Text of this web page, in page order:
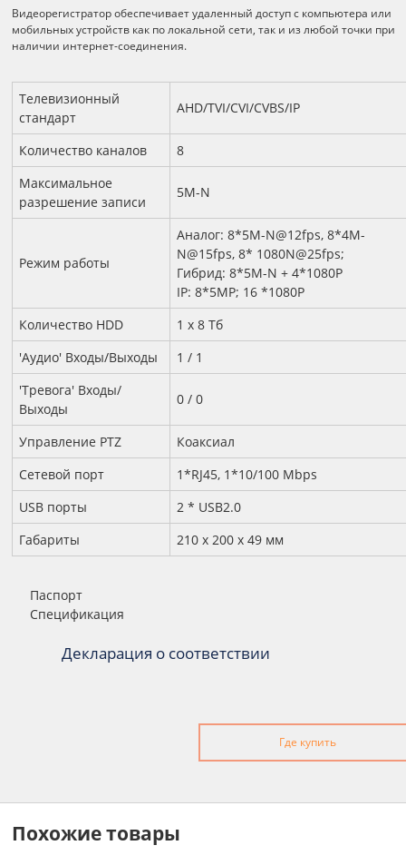
Видеорегистратор обеспечивает удаленный доступ с компьютера или
мобильных устройств как по локальной сети, так и из любой точки при
наличии интернет-соединения.
Технические характеристики
Телевизионный
стандарт
AHD/TVI/CVI/CVBS/IP
Количество каналов
8
Максимальное
разрешение записи
5M-N
Режим работы
Аналог: 8*5M-N@12fps, 8*4M-
N@15fps, 8* 1080N@25fps;
Гибрид: 8*5M-N + 4*1080P
IP: 8*5MP; 16 *1080P
Количество HDD
1 х 8 Тб
'Аудио' Входы/Выходы
1 / 1
'Тревога' Входы/
Выходы
0 / 0
Управление PTZ
Коаксиал
Сетевой порт
1*RJ45, 1*10/100 Mbps
USB порты
2 * USB2.0
Габариты
210 x 200 x 49 мм
Паспорт
Спецификация
Декларация о соответствии
Где купить
Похожие товары